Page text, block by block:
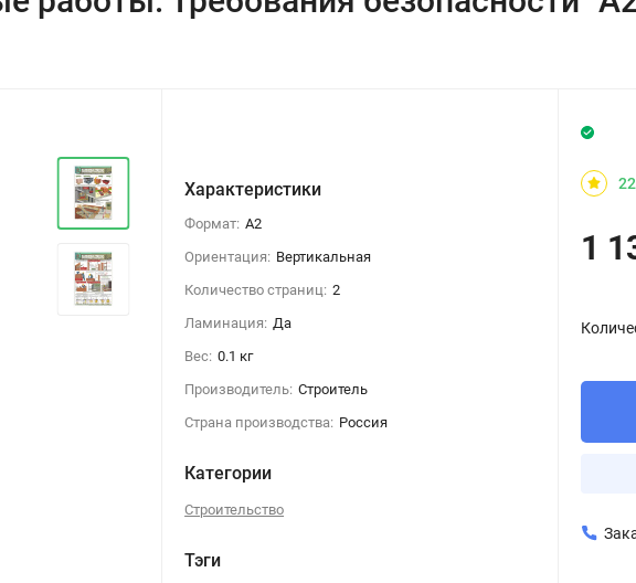
Характеристики
Формат: А2
Ориентация: Вертикальная
Количество страниц: 2
Ламинация: Да
Вес: 0.1 кг
Производитель: Строитель
Страна производства: Россия
Категории
Строительство
Тэги
1